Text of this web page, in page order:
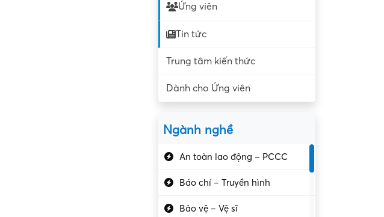
Ứng viên
Tin tức
Trung tâm kiến thức
Dành cho Ứng viên
Ngành nghề
An toàn lao động – PCCC
Báo chí – Truyền hình
Bảo vệ – Vệ sĩ